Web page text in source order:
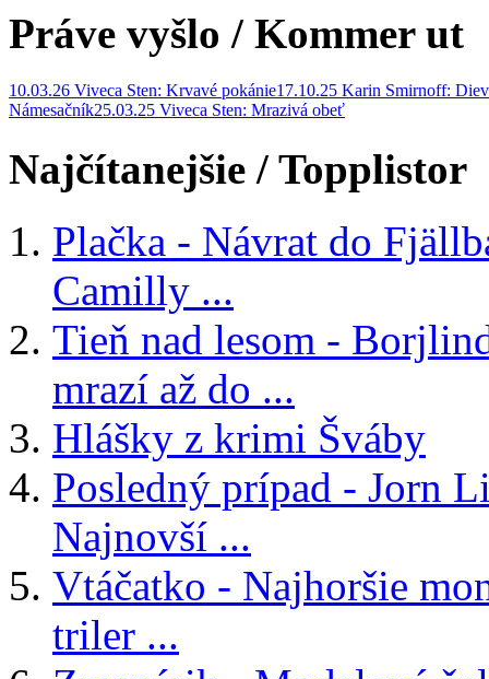
Práve vyšlo / Kommer ut
10.03.26 Viveca Sten: Krvavé pokánie17.10.25 Karin Smirnoff:
Námesačník25.03.25 Viveca Sten: Mrazivá obeť
Najčítanejšie / Topplistor
Plačka - Návrat do
Camilly ...
Tieň nad lesom -
mrazí až do ...
Hlášky z krimi Šváby
Posledný prípad - Jorn
Najnovší ...
Vtáčatko - Najhoršie
triler ...